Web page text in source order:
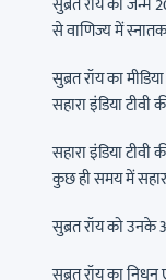
से वाणिज्य में स्नातक
सुब्रत रॉय का
सहारा इंडिया
सहारा इंडिया
कुछ ही समय में
सुब्रत रॉय को उनके